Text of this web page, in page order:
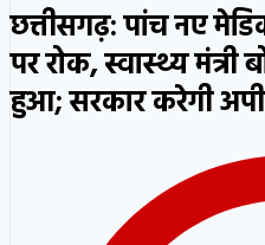
छत्तीसगढ़: पांच नए
पर रोक, स्वास्थ्य
हुआ; सरकार करेगी